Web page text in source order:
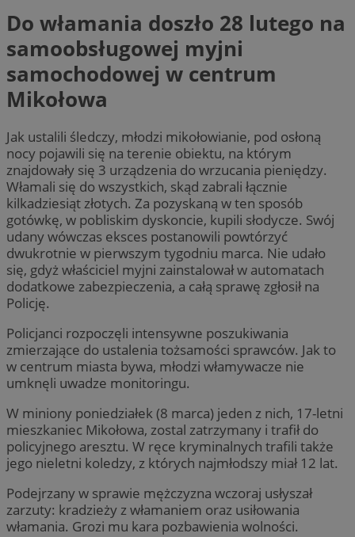
Do włamania doszło 28 lutego na
samoobsługowej myjni
samochodowej w centrum
Mikołowa
Jak ustalili śledczy, młodzi mikołowianie, pod osłoną
nocy pojawili się na terenie obiektu, na którym
znajdowały się 3 urządzenia do wrzucania pieniędzy.
Włamali się do wszystkich, skąd zabrali łącznie
kilkadziesiąt złotych. Za pozyskaną w ten sposób
gotówkę, w pobliskim dyskoncie, kupili słodycze. Swój
udany wówczas eksces postanowili powtórzyć
dwukrotnie w pierwszym tygodniu marca. Nie udało
się, gdyż właściciel myjni zainstalował w automatach
dodatkowe zabezpieczenia, a całą sprawę zgłosił na
Policję.
Policjanci rozpoczęli intensywne poszukiwania
zmierzające do ustalenia tożsamości sprawców. Jak to
w centrum miasta bywa, młodzi włamywacze nie
umknęli uwadze monitoringu.
W miniony poniedziałek (8 marca) jeden z nich, 17-letni
mieszkaniec Mikołowa, zostal zatrzymany i trafił do
policyjnego aresztu. W ręce kryminalnych trafili także
jego nieletni koledzy, z których najmłodszy miał 12 lat.
Podejrzany w sprawie mężczyzna wczoraj usłyszał
zarzuty: kradzieży z włamaniem oraz usiłowania
włamania. Grozi mu kara pozbawienia wolności.